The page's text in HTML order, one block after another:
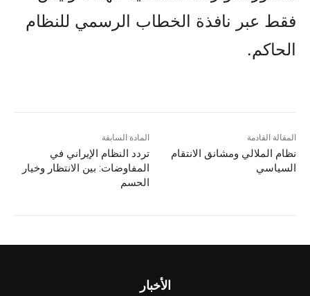
فقط عبر نافذة الخطاب الرسمي للنظام
الحاكم.
المادة السابقة
تردد النظام الإيراني في
المفاوضات: بين الانتظار وخيار
الحسم
المقالة القادمة
نظام الملالي ومشانق الانتقام
السياسي
الأخبار